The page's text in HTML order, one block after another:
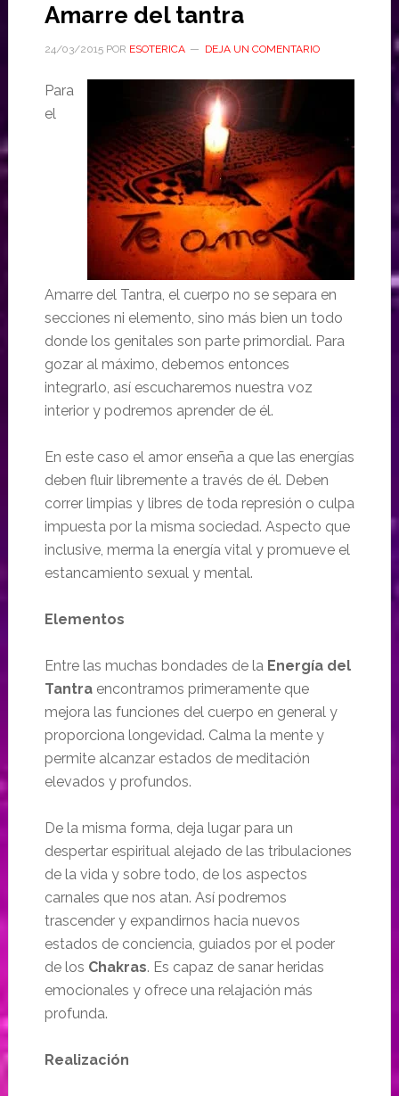
Amarre del tantra
24/03/2015POR ESOTERICA DEJA UN COMENTARIO
Para
el
Amarre del Tantra, el cuerpo no se separa en
secciones ni elemento, sino más bien un todo
donde los genitales son parte primordial. Para
gozar al máximo, debemos entonces
integrarlo, así escucharemos nuestra voz
interior y podremos aprender de él.
En este caso el amor enseña a que las energías
deben fluir libremente a través de él. Deben
correr limpias y libres de toda represión o culpa
impuesta por la misma sociedad. Aspecto que
inclusive, merma la energía vital y promueve el
estancamiento sexual y mental.
Elementos
Entre las muchas bondades de la Energía del
Tantraencontramos primeramente que
mejora las funciones del cuerpo en general y
proporciona longevidad. Calma la mente y
permite alcanzar estados de meditación
elevados y profundos.
De la misma forma, deja lugar para un
despertar espiritual alejado de las tribulaciones
de la vida y sobre todo, de los aspectos
carnales que nos atan. Así podremos
trascender y expandirnos hacia nuevos
estados de conciencia, guiados por el poder
de los Chakras. Es capaz de sanar heridas
emocionales y ofrece una relajación más
profunda.
Realización